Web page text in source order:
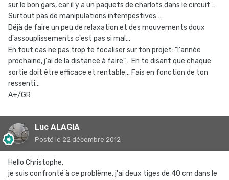
sur le bon gars, car il y a un paquets de charlots dans le circuit…
Surtout pas de manipulations intempestives…
Déjà de faire un peu de relaxation et des mouvements doux
d'assouplissements c'est pas si mal…
En tout cas ne pas trop te focaliser sur ton projet: "l'année
prochaine, j'ai de la distance à faire"… En te disant que chaque
sortie doit être efficace et rentable… Fais en fonction de ton
ressenti…
A+/GR
Luc ALAGIA
Posté le 22 décembre 2012
Hello Christophe,
je suis confronté à ce problème, j'ai deux tiges de 40 cm dans le